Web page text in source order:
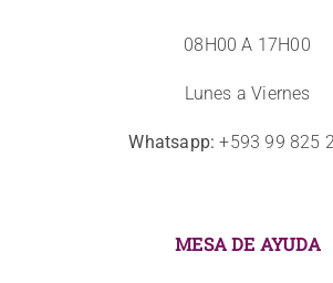
08H00 A 17H00
Lunes a Viernes
Whatsapp: +593 99 825
MESA DE AYUDA